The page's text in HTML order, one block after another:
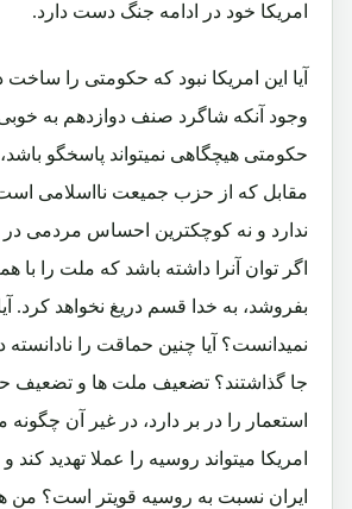
امریکا خود در ادامه جنگ دست دارد.
آیا این امریکا نبود که حکومتی را ساخت
وجود آنکه شاگرد صنف دوازدهم به خوبی
حکومتی هیچگاهی نمیتواند پاسخگو
مقابل که از حزب جمیعت نااسلامی
ندارد و نه کوچکترین احساس مردمی
اگر توان آنرا داشته باشد که ملت را با
بفروشد، به خدا قسم دریغ نخواهد کرد. آیا
نمیدانست؟ آیا چنین حماقت را
جا گذاشتند؟ تضعیف ملت ها و تضعیف
استعمار را در بر دارد، در غیر آن
امریکا میتواند روسیه را عملا تهدید کند و
ایران نسبت به روسیه قویتر است؟ من